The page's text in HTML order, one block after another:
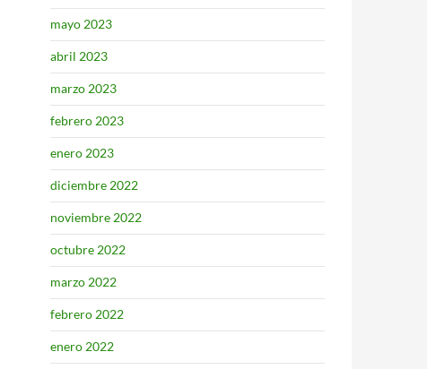
mayo 2023
abril 2023
marzo 2023
febrero 2023
enero 2023
diciembre 2022
noviembre 2022
octubre 2022
marzo 2022
febrero 2022
enero 2022